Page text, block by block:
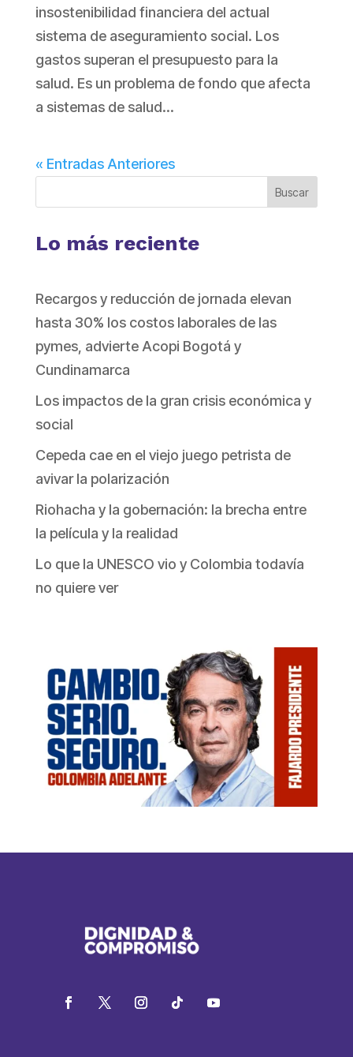
insostenibilidad financiera del actual
sistema de aseguramiento social. Los
gastos superan el presupuesto para la
salud. Es un problema de fondo que afecta
a sistemas de salud...
« Entradas Anteriores
Buscar
Lo más reciente
Recargos y reducción de jornada elevan
hasta 30% los costos laborales de las
pymes, advierte Acopi Bogotá y
Cundinamarca
Los impactos de la gran crisis económica y
social
Cepeda cae en el viejo juego petrista de
avivar la polarización
Riohacha y la gobernación: la brecha entre
la película y la realidad
Lo que la UNESCO vio y Colombia todavía
no quiere ver